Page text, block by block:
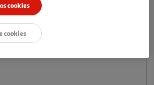
cookies
cookies